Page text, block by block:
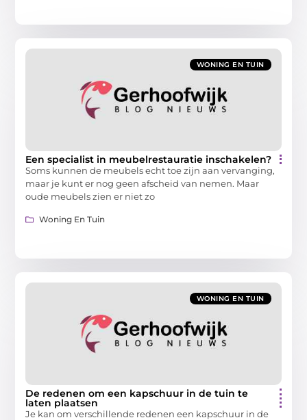
WONING EN TUIN
Een specialist in meubelrestauratie inschakelen?
Soms kunnen de meubels echt toe zijn aan vervanging,
maar je kunt er nog geen afscheid van nemen. Maar
oude meubels zien er niet zo
Woning En Tuin
WONING EN TUIN
De redenen om een kapschuur in de tuin te
laten plaatsen
Je kan om verschillende redenen een kapschuur in de